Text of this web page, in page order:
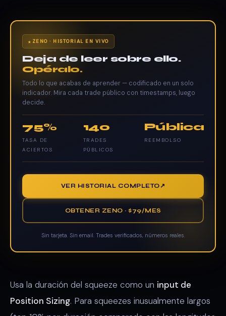
ZENO · HISTORIAL EN VIVO
Deja de leer sobre ello.
Opéralo.
Todo lo que acabas de aprender — codificado en un solo
indicador. Mira cada trade público con timestamps, luego
decide.
75%
TASA DE
ACIERTOS
140
TRADES
PÚBLICOS
Pública
REEMBOLSO
VER HISTORIAL COMPLETO
OBTENER ZENO · $79/MES
Sin tarjeta. Sin email. Trades verificados, números reales.
Usa la duración del squeeze como un input de
Position Sizing. Para squeezes inusualmente largos